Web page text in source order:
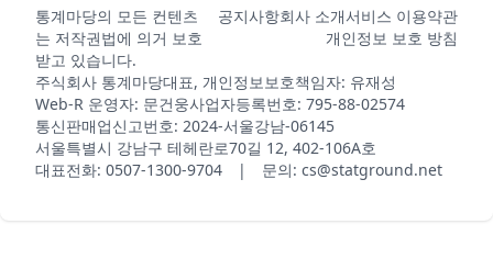
통계마당의 모든 컨텐츠
는 저작권법에 의거 보호
받고 있습니다.
공지사항회사 소개서비스 이용약관
개인정보 보호 방침
주식회사 통계마당대표, 개인정보보호책임자: 유재성
Web-R 운영자: 문건웅사업자등록번호: 795-88-02574
통신판매업신고번호: 2024-서울강남-06145
서울특별시 강남구 테헤란로70길 12, 402-106A호
대표전화: 0507-1300-9704 | 문의: cs@statground.net